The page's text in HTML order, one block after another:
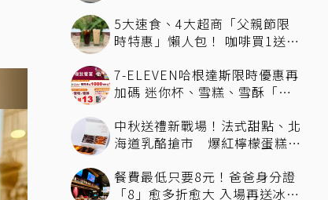
5大速食、4大超商「父親節限
時特惠」懶人包！ 咖啡買1送
7-ELEVEN哈根達斯限時優惠再
加碼 迷你杯、雪糕、雪酥「買
中秋送禮新戰場！法式甜點、北
海道乳酪搶市 爆紅檸檬蛋糕熱
餐費最低只要8元！爸爸身分證
「8」愈多折愈大 入場再送冰涼